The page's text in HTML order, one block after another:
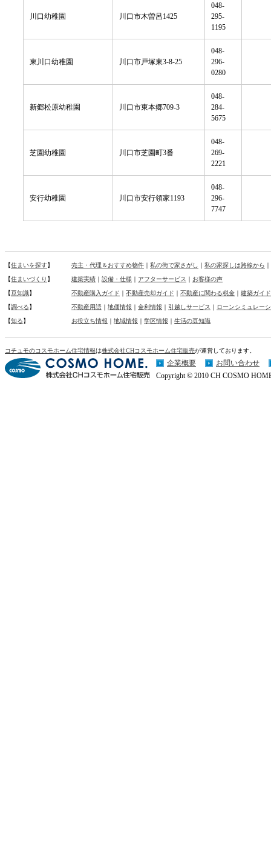
川口幼稚園 川口市木曽呂1425
048-
295-
1195
東川口幼稚園 川口市戸塚東3-8-25
048-
296-
0280
新郷松原幼稚園 川口市東本郷709-3
048-
284-
5675
芝園幼稚園 川口市芝園町3番
048-
269-
2221
安行幼稚園 川口市安行領家1193
048-
296-
7747
【住まいを探す】 売主・代理＆おすすめ物件 ｜ 私の街で家さがし ｜ 私の家探しは路線から
【住まいづくり 】 建築実績 ｜ 設備・仕様 ｜ アフターサービス ｜ お客様の声
【豆知識】 不動産購入ガイド ｜ 不動産売却ガイド ｜ 不動産に関わる税金 ｜ 建築ガイド
【調べる】 不動産用語 ｜ 地価情報 ｜ 金利情報 ｜ 引越しサービス ｜ ローンシミュレー
【知る】 お役立ち情報 ｜ 地域情報 ｜ 学区情報 ｜ 生活の豆知識
コチュモのコスモホーム住宅情報は株式会社CHコスモホーム住宅販売が運営しております。
企業概要
お問い合わせ
Copyright © 2010 CH COSMO